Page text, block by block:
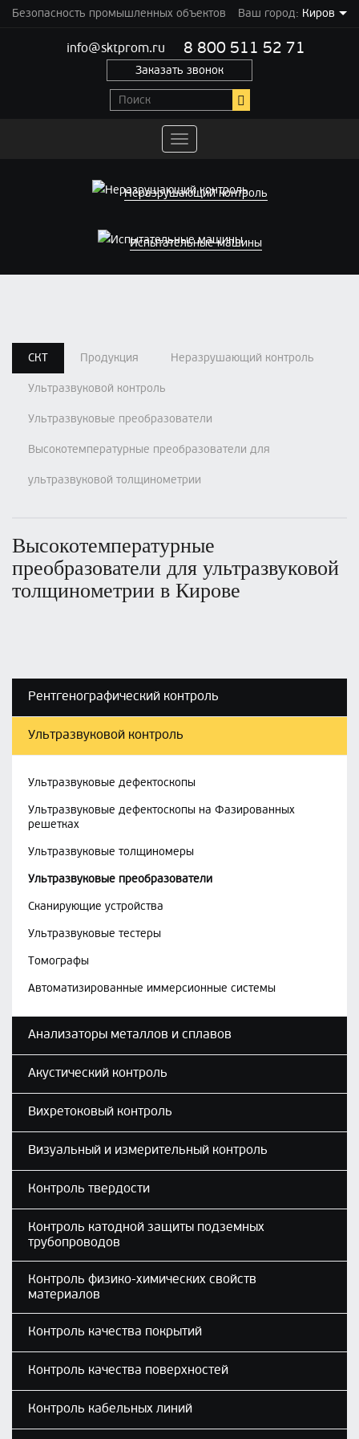
Безопасность промышленных объектов Ваш город: Киров
info@sktprom.ru 8 800 511 52 71
Заказать звонок
Переключить
навигацию
Неразрушающий контроль
Испытательные машины
СКТ Продукция Неразрушающий контроль
Ультразвуковой контроль
Ультразвуковые преобразователи
Высокотемпературные преобразователи для
ультразвуковой толщинометрии
Высокотемпературные
преобразователи для ультразвуковой
толщинометрии в Кирове
Рентгенографический контроль
Ультразвуковой контроль
Ультразвуковые дефектоскопы
Ультразвуковые дефектоскопы на Фазированных
решетках
Ультразвуковые толщиномеры
Ультразвуковые преобразователи
Сканирующие устройства
Ультразвуковые тестеры
Томографы
Автоматизированные иммерсионные системы
Анализаторы металлов и сплавов
Акустический контроль
Вихретоковый контроль
Визуальный и измерительный контроль
Контроль твердости
Контроль катодной защиты подземных
трубопроводов
Контроль физико-химических свойств
материалов
Контроль качества покрытий
Контроль качества поверхностей
Контроль кабельных линий